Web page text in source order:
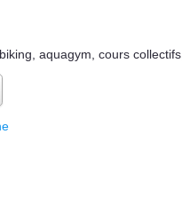
aquagym cours collectifs